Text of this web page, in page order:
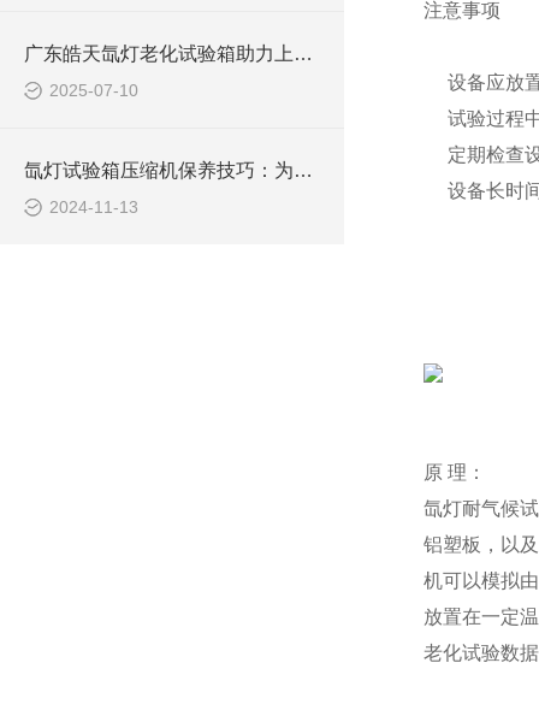
广东皓天氙灯老化试验箱助力上海车企提升内外饰件耐候品质
2025-07-10
氙灯试验箱压缩机保养技巧：为您延长设备寿命、提升效益
2024-11-13
注意事项
设备应放
试验过程
定期检查
设备长时
原 理：
氙灯耐气候
铝塑板，以
机可以模拟
放置在一定
老化试验数